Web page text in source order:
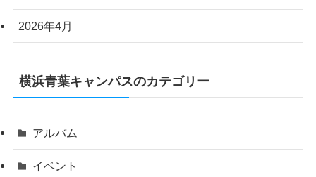
2026年4月
横浜青葉キャンパスのカテゴリー
アルバム
イベント